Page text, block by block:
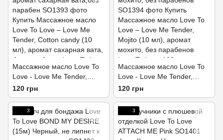
Массажное масло Love To
Love - Love Me Tender,
Cotton candy (10мл),
аромат сахарная вата,без
парабен
120 грн
Массажное масло Love To
Love - Love Me Tender,
Mojito (10 мл), аромат
мохито, без парабенов
120 грн
3 3